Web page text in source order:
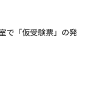
で「仮受験票」の発